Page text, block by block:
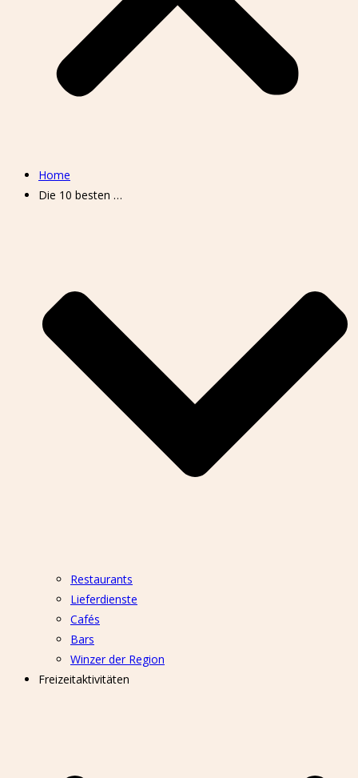
Home
Die 10 besten …
Restaurants
Lieferdienste
Cafés
Bars
Winzer der Region
Freizeitaktivitäten